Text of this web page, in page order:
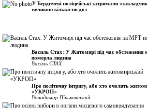
У Бердичеві поліцейські затримали
великою кількістю доз
Василь Стах: У Житомирі під час
померла людина
Василь СТАХ
Про політичну інтригу, або хто очолить
«УКРОП»
Володимир Піньковський